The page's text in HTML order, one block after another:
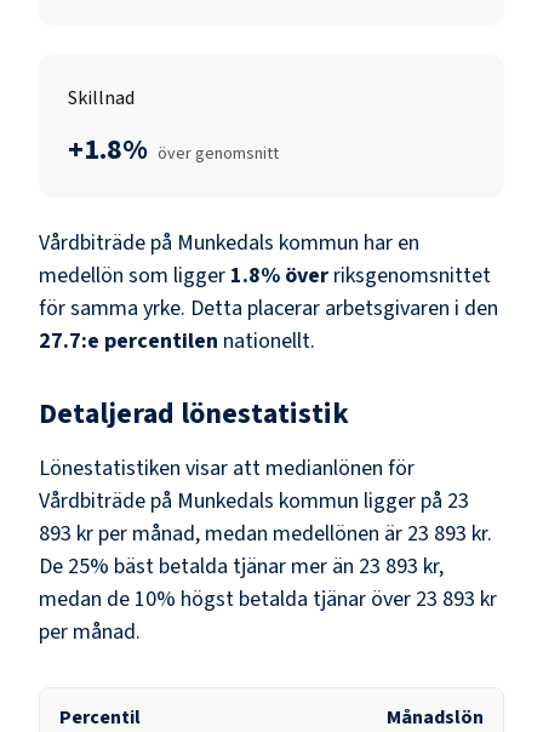
Skillnad
+1.8% över genomsnitt
Vårdbiträde på Munkedals kommun har en
medellön som ligger 1.8% över riksgenomsnittet
för samma yrke. Detta placerar arbetsgivaren i den
27.7:e percentilen nationellt.
Detaljerad lönestatistik
Lönestatistiken visar att medianlönen för
Vårdbiträde på Munkedals kommun ligger på 23
893 kr per månad, medan medellönen är 23 893 kr.
De 25% bäst betalda tjänar mer än 23 893 kr,
medan de 10% högst betalda tjänar över 23 893 kr
per månad.
Percentil Månadslön